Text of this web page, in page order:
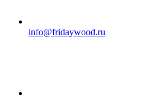
info@fridaywood.ru